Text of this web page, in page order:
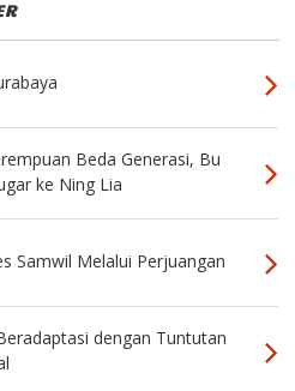
Beda Generasi, Bu
ke Ning Lia
Samwil Melalui Perjuangan
dengan Tuntutan